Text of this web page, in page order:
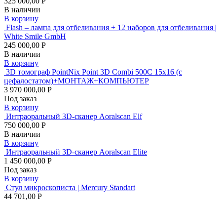
В наличии
В корзину
Flash – лампа для отбеливания + 12 наборов для отбеливания |
White Smile GmbH
245 000,00 Р
В наличии
В корзину
3D томограф PointNix Point 3D Combi 500C 15х16 (с
цефалостатом)+МОНТАЖ+КОМПЬЮТЕР
3 970 000,00 Р
Под заказ
В корзину
Интраоральный 3D-сканер Aoralscan Elf
750 000,00 Р
В наличии
В корзину
Интраоральный 3D-сканер Aoralscan Elite
1 450 000,00 Р
Под заказ
В корзину
Стул микроскописта | Mercury Standart
44 701,00 Р